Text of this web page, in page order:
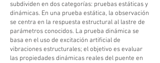
subdividen en dos categorías: pruebas estáticas y
dinámicas. En una prueba estática, la observación
se centra en la respuesta estructural al lastre de
parámetros conocidos. La prueba dinámica se
basa en el uso de excitación artificial de
vibraciones estructurales; el objetivo es evaluar
las propiedades dinámicas reales del puente en